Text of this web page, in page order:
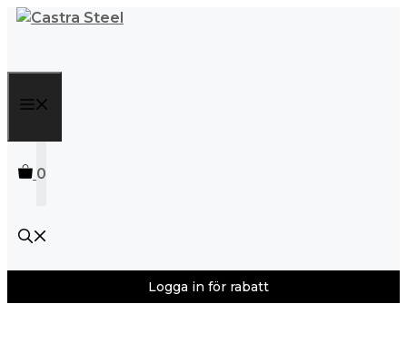
Hoppa
0
Logga in för rabatt